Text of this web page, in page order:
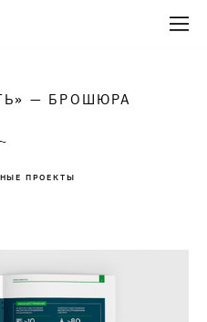
— БРОШЮРА
~
ПРОЕКТЫ